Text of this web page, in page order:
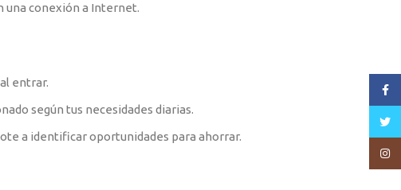
una conexión a Internet.
entrar.
según tus necesidades diarias.
a identificar oportunidades para ahorrar.